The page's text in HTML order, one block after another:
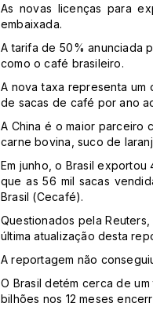
As novas licenças para
embaixada.
A tarifa de 50% anunciada
como o café brasileiro.
A nova taxa representa
de sacas de café por ano
A China é o maior parceiro
carne bovina, suco de
Em junho, o Brasil
que as 56 mil sacas
Brasil (Cecafé).
Questionados pela
última atualização desta
A reportagem não
O Brasil detém cerca de
bilhões nos 12 meses